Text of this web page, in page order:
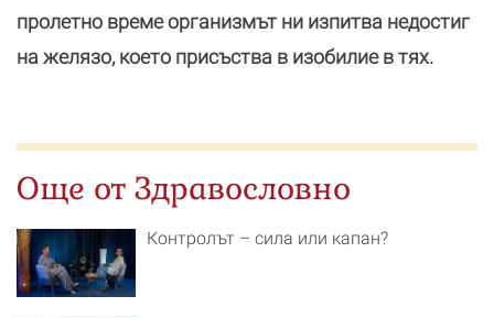
пролетно време организмът ни изпитва недостиг
на желязо, което присъства в изобилие в тях.
Още от Здравословно
Контролът – сила или капан?